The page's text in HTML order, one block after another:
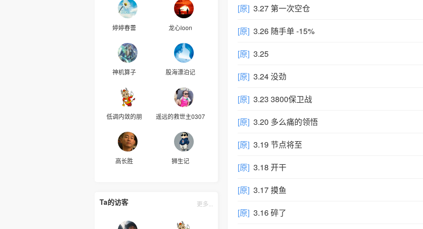
婷婷春蕾 龙心loon
神机算子 股海漂泊记
低调内敛的朋 遥远的救世主0307
高长胜 狮生记
Ta的访客 更多...
[原] 3.27 第一次空仓
[原] 3.26 随手单 -15%
[原] 3.25
[原] 3.24 没劲
[原] 3.23 3800保卫战
[原] 3.20 多么痛的领悟
[原] 3.19 节点将至
[原] 3.18 开干
[原] 3.17 摸鱼
[原] 3.16 碎了